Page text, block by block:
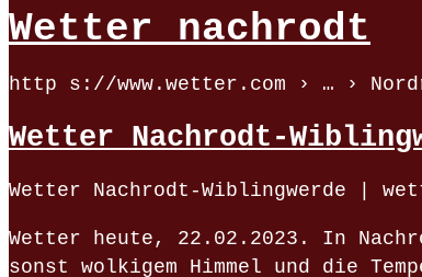
Wetter nachrodt
http s://www.wetter.com › … ›
Wetter Nachrodt-
Wetter Nachrodt-Wiblingwerde |
Wetter heute, 22.02.2023. In
sonst wolkigem Himmel und die